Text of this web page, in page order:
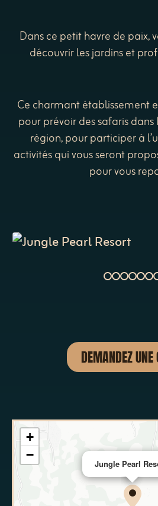
Dans ce petit havre de paix,
découvrir les jardins et
Ce charmant établissement
pour prévoir des safaris dans
région, pour participer à
activités qui vous seront
pour vous
DEMANDEZ UNE
Jungle Pearl
+
−